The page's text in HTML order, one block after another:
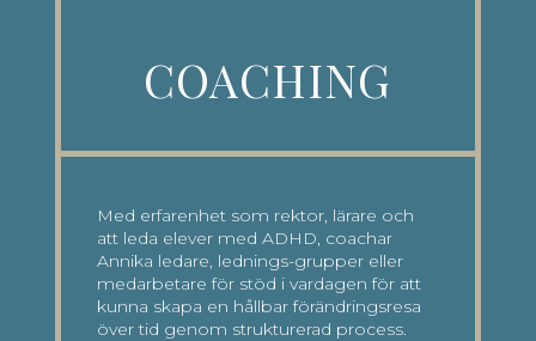
COACHING
Med erfarenhet som rektor, lärare och
att leda elever med ADHD, coachar
Annika ledare, lednings-grupper eller
medarbetare för stöd i vardagen för att
kunna skapa en hållbar förändringsresa
över tid genom strukturerad process.